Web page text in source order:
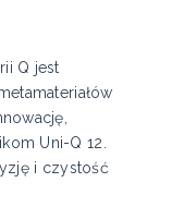
Q jest
Uni-Q 12.
i czystość